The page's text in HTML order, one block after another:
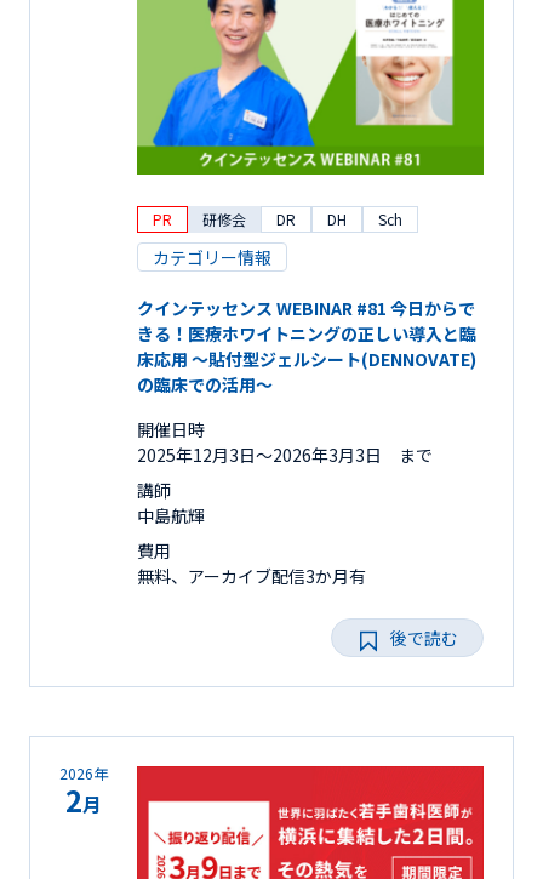
PR 研修会 DR DH Sch
カテゴリー情報
クインテッセンス WEBINAR #81 今日からで
きる！医療ホワイトニングの正しい導入と臨
床応用 ～貼付型ジェルシート(DENNOVATE)
の臨床での活用～
開催日時
2025年12月3日〜2026年3月3日 まで
講師
中島航輝
費用
無料、アーカイブ配信3か月有
後で読む
2026年
2月